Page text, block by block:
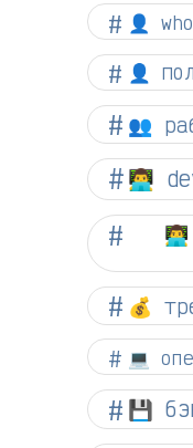
👤
👤
👥
👨‍💻
💰
💻
💾